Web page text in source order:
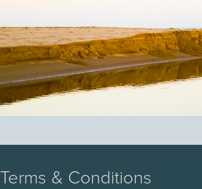
Terms & Conditions